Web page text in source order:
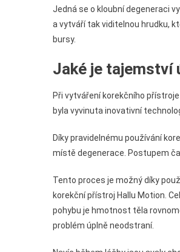
Jedná se o kloubní degeneraci
a vytváří tak viditelnou hrudku,
bursy.
Jaké je tajemství
Při vytváření korekčního
byla vyvinuta inovativní
Díky pravidelnému používání
místě degenerace. Postupem
Tento proces je možný díky
korekční přístroj Hallu Motion.
pohybu je hmotnost těla
problém úplně neodstraní.